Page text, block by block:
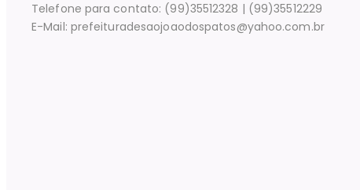
Telefone para contato: (99)35512328 | (99)35512229
E-Mail: prefeituradesaojoaodospatos@yahoo.com.br